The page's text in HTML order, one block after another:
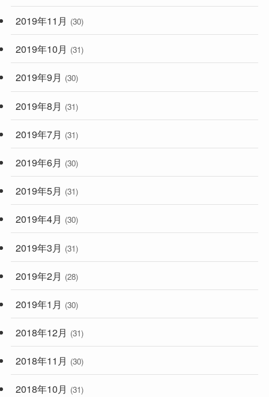
2019年11月 (30)
2019年10月 (31)
2019年9月 (30)
2019年8月 (31)
2019年7月 (31)
2019年6月 (30)
2019年5月 (31)
2019年4月 (30)
2019年3月 (31)
2019年2月 (28)
2019年1月 (30)
2018年12月 (31)
2018年11月 (30)
2018年10月 (31)